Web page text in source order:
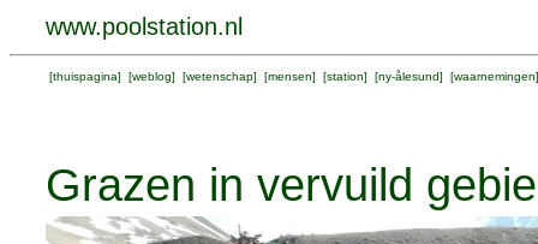
www.poolstation.nl
[thuispagina] [weblog] [wetenschap] [mensen] [station] [ny-ålesund] [waarnemingen
Grazen in vervuild